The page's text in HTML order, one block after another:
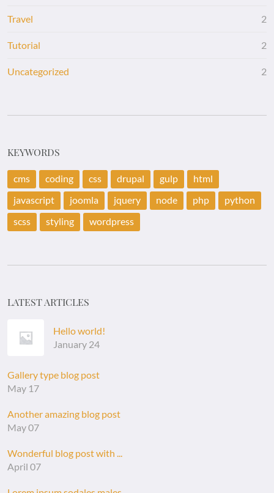
Travel 2
Tutorial 2
Uncategorized 2
KEYWORDS
cms coding css drupal gulp
html
javascript
joomla jquery node php
python
scss
styling wordpress
LATEST ARTICLES
Hello world!
January 24
Gallery type blog post
May 17
Another amazing blog post
May 07
Wonderful blog post with ...
April 07